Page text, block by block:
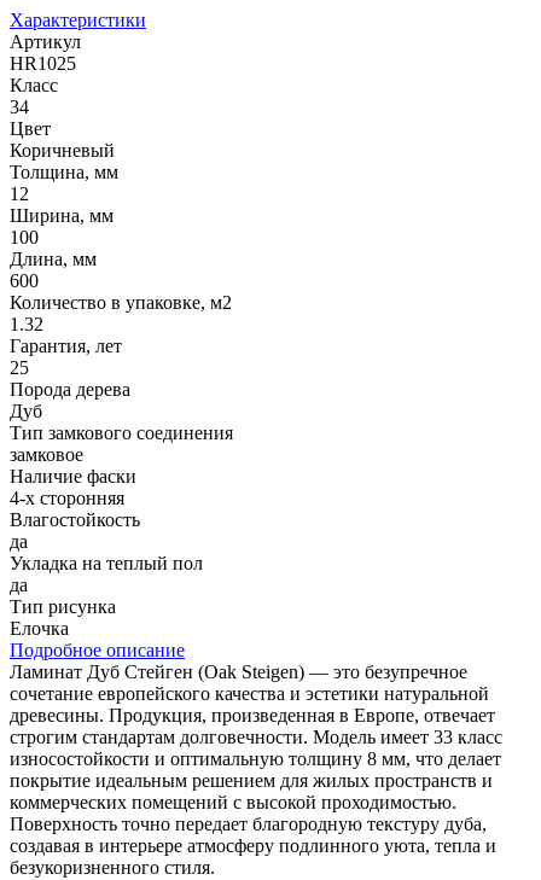
Характеристики
Артикул
HR1025
Класс
34
Цвет
Коричневый
Толщина, мм
12
Ширина, мм
100
Длина, мм
600
Количество в упаковке, м2
1.32
Гарантия, лет
25
Порода дерева
Дуб
Тип замкового соединения
замковое
Наличие фаски
4-х сторонняя
Влагостойкость
да
Укладка на теплый пол
да
Тип рисунка
Елочка
Подробное описание
Ламинат Дуб Стейген (Oak Steigen) — это безупречное
сочетание европейского качества и эстетики натуральной
древесины. Продукция, произведенная в Европе, отвечает
строгим стандартам долговечности. Модель имеет 33 класс
износостойкости и оптимальную толщину 8 мм, что делает
покрытие идеальным решением для жилых пространств и
коммерческих помещений с высокой проходимостью.
Поверхность точно передает благородную текстуру дуба,
создавая в интерьере атмосферу подлинного уюта, тепла и
безукоризненного стиля.